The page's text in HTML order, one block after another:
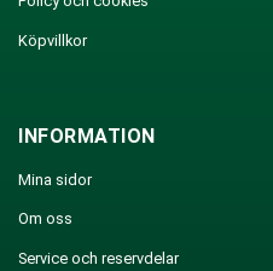
Köpvillkor
INFORMATION
Mina sidor
Om oss
Service och reservdelar